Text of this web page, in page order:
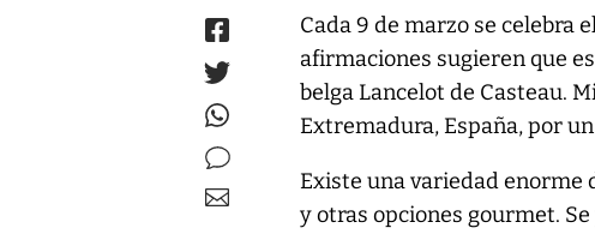
Cada 9 de marzo se celebra
afirmaciones sugieren que
belga Lancelot de Casteau.
Extremadura, España, por
Existe una variedad enorme
y otras opciones gourmet.